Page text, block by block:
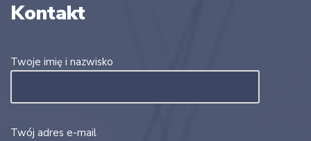
Kontakt
Twoje imię i nazwisko
Twój adres e-mail